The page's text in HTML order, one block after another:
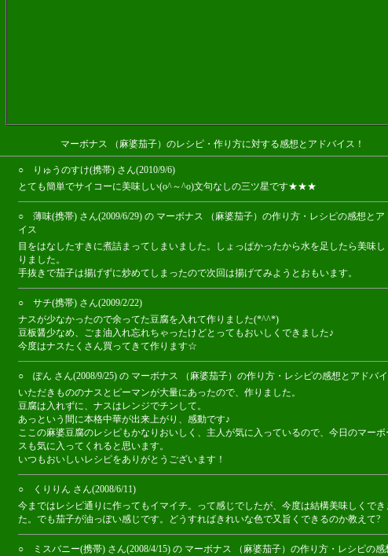
マーボナス （麻婆茄子）のレシピ・作り方に対する感想とアドバイス！
○ りゅうのすけ(携帯) さん(2010/9/6)
とても簡単でサイコーに美味しい(o^～^o)文句なしの三ツ星です★★★
○ 薄味(携帯) さん(2009/6/29) の マーボナス （麻婆茄子）の作り方・レシピの感想とア
イス
目をはなしたすきに煮詰まってしまいました。しょっぱかったから水を足したら美味し
りました。
手抜きで茄子は揚げずに炒めてしまったので次回は揚げてみようとおもいます。
○ サチ(携帯) さん(2009/2/22)
ナスが少なかったので余ってた豆腐を入れて作りました(*^^*)
豆板醤少なめ、ごま油入れ忘れちゃったけどとってもおいしくできました♪
今度はナスたくさん買ってきて作ります☆
○ ぽん さん(2008/9/25) の マーボナス （麻婆茄子）の作り方・レシピの感想とアドバ
いただきもののナスとピーマンが大量にあったので、作りました。
豆腐は入れずに、ナスはレンジでチンして。
あっという間に本格中華が出来上がり、感動です♪
ここの麻婆豆腐のレシピもかなりおいしく、主人が気に入っているので、今日のマーボ
スも気に入ってくれると思います。
いつもおいしいレシピをありがとうございます！
○ くりりん さん(2008/6/11)
今まではレシピ通りに作ってもイマイチ。って感じでしたが、今度は結構美味しくでき
た。でも茄子が油っぽい感じです。どうすればきれいな色で又旨くできるのか教えて?
○ ミスバニー(携帯) さん(2008/4/15) の マーボナス （麻婆茄子）の作り方・レシピの感